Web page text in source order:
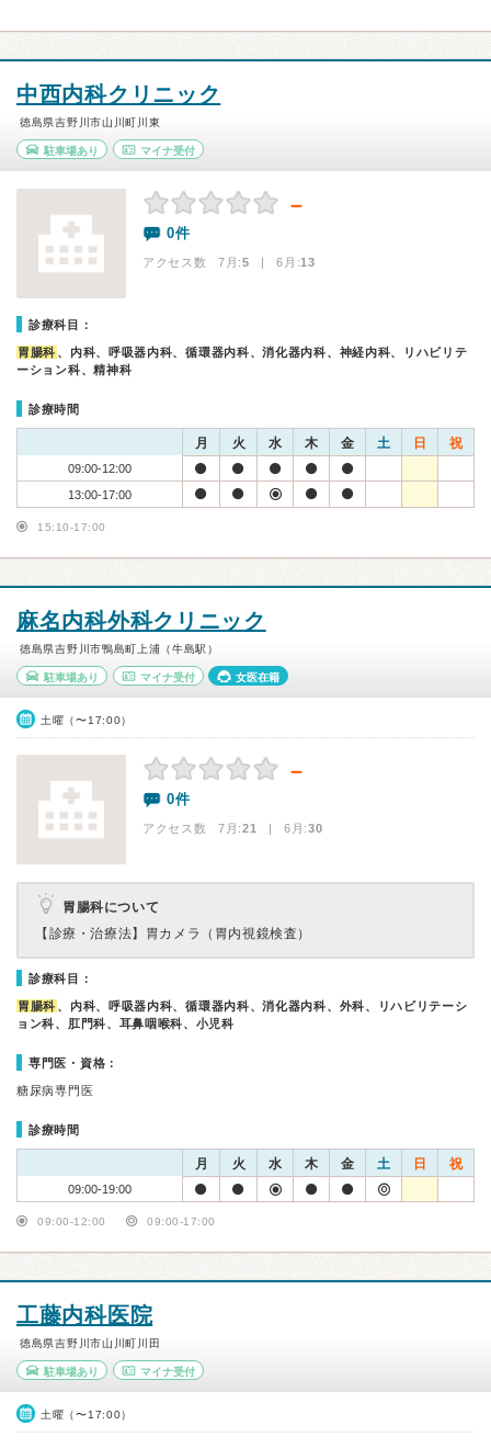
中西内科クリニック
徳島県吉野川市山川町川東
駐車場あり マイナ受付
－
0件
アクセス数 7月:5 | 6月:13
診療科目：
胃腸科 、内科、呼吸器内科、循環器内科、消化器内科、神経内科、リハビリテ
ーション科、精神科
診療時間
月 火 水 木 金 土 日 祝
09:00-12:00
13:00-17:00
15:10-17:00
麻名内科外科クリニック
徳島県吉野川市鴨島町上浦（牛島駅）
駐車場あり マイナ受付 女医在籍
土曜（〜17:00）
－
0件
アクセス数 7月:21 | 6月:30
胃腸科について
【診療・治療法】 胃カメラ（胃内視鏡検査）
診療科目：
胃腸科 、内科、呼吸器内科、循環器内科、消化器内科、外科、リハビリテーシ
ョン科、肛門科、耳鼻咽喉科、小児科
専門医・資格：
糖尿病専門医
診療時間
月 火 水 木 金 土 日 祝
09:00-19:00
09:00-12:00 09:00-17:00
工藤内科医院
徳島県吉野川市山川町川田
駐車場あり マイナ受付
土曜（〜17:00）